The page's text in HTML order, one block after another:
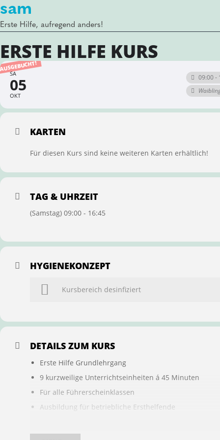
sam
Erste Hilfe, aufregend anders!
ERSTE HILFE KURS
SA
05
OKT
09:00 -
KARTEN
Für diesen Kurs sind keine weiteren Karten erhältlich!
TAG & UHRZEIT
(Samstag) 09:00 - 16:45
HYGIENEKONZEPT
Kursbereich desinfiziert
DETAILS ZUM KURS
Erste Hilfe Grundlehrgang
9 kurzweilige Unterrichtseinheiten á 45 Minuten
Für alle Führerscheinklassen
Ausbildung für betriebliche Ersthelfende